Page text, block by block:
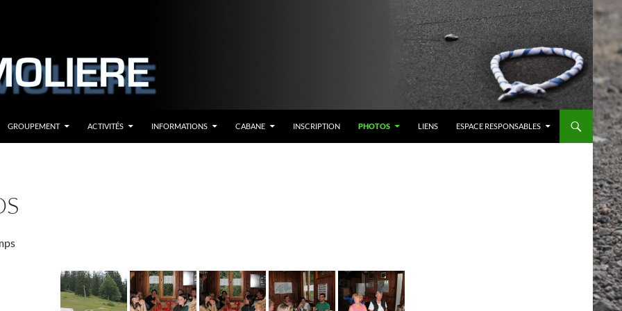
GROUPEMENT ACTIVITÉS INFORMATIONS CABANE INSCRIPTION PHOTOS LIENS ESPACE RESPONSABLES